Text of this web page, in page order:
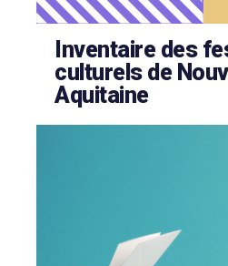
Inventaire des
culturels de
Aquitaine